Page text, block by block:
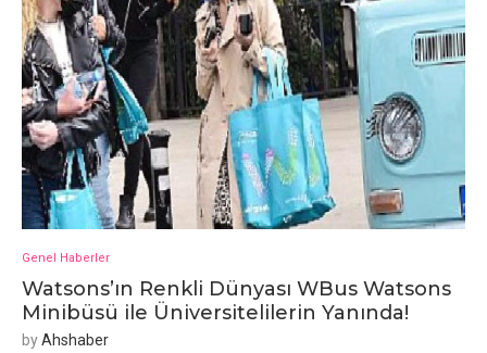
Genel Haberler
Watsons’ın Renkli Dünyası WBus Watsons
Minibüsü ile Üniversitelilerin Yanında!
byAhshaber